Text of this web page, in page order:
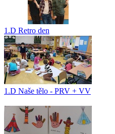
1.D Retro den
1.D Naše tělo - PRV + VV